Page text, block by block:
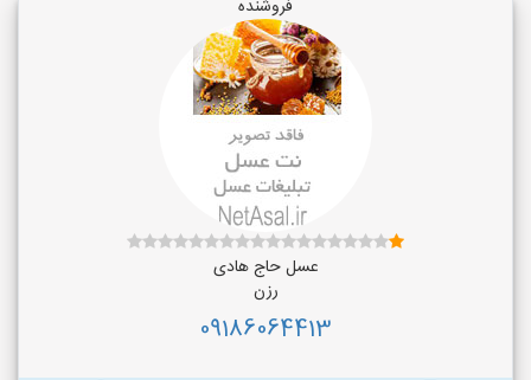
فروشنده
عسل حاج هادی
رزن
09186064413